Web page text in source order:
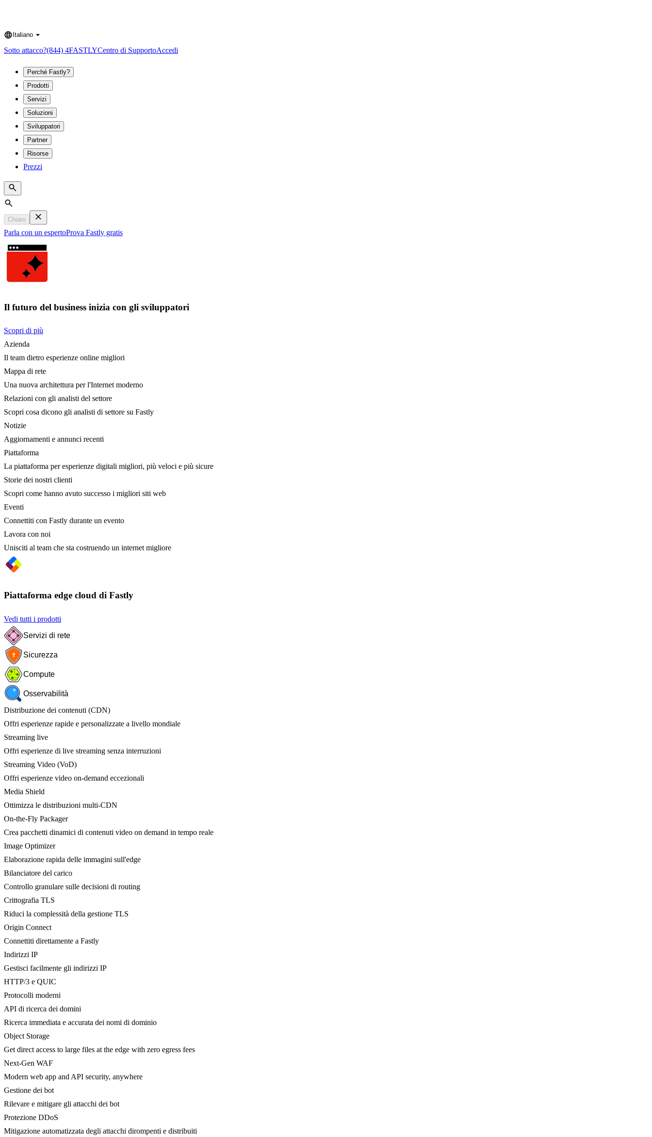
Language
Italiano
Sotto attacco?(844) 4FASTLYCentro di SupportoAccedi
Perché Fastly?
Prodotti
Servizi
Soluzioni
Sviluppatori
Partner
Risorse
Prezzi
Search
Chiaro
Parla con un espertoProva Fastly gratis
Il futuro del business inizia con gli sviluppatori
Scopri di più
Azienda
Il team dietro esperienze online migliori
Mappa di rete
Una nuova architettura per l'Internet moderno
Relazioni con gli analisti del settore
Scopri cosa dicono gli analisti di settore su Fastly
Notizie
Aggiornamenti e annunci recenti
Piattaforma
La piattaforma per esperienze digitali migliori, più veloci e più sicure
Storie dei nostri clienti
Scopri come hanno avuto successo i migliori siti web
Eventi
Connettiti con Fastly durante un evento
Lavora con noi
Unisciti al team che sta costruendo un internet migliore
Piattaforma edge cloud di Fastly
Vedi tutti i prodotti
Servizi di rete
Sicurezza
Compute
Osservabilità
Distribuzione dei contenuti (CDN)
Offri esperienze rapide e personalizzate a livello mondiale
Streaming live
Offri esperienze di live streaming senza interruzioni
Streaming Video (VoD)
Offri esperienze video on-demand eccezionali
Media Shield
Ottimizza le distribuzioni multi-CDN
On-the-Fly Packager
Crea pacchetti dinamici di contenuti video on demand in tempo reale
Image Optimizer
Elaborazione rapida delle immagini sull'edge
Bilanciatore del carico
Controllo granulare sulle decisioni di routing
Crittografia TLS
Riduci la complessità della gestione TLS
Origin Connect
Connettiti direttamente a Fastly
Indirizzi IP
Gestisci facilmente gli indirizzi IP
HTTP/3 e QUIC
Protocolli moderni
API di ricerca dei domini
Ricerca immediata e accurata dei nomi di dominio
Object Storage
Get direct access to large files at the edge with zero egress fees
Next-Gen WAF
Modern web app and API security, anywhere
Gestione dei bot
Rilevare e mitigare gli attacchi dei bot
Protezione DDoS
Mitigazione automatizzata degli attacchi dirompenti e distribuiti